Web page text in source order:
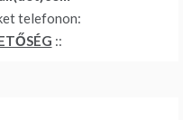
telefonon:
::